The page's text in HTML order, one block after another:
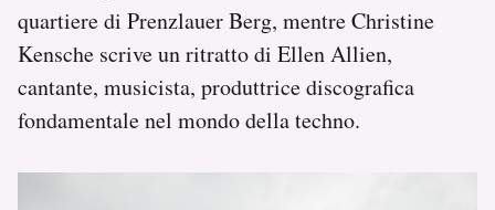
quartiere di Prenzlauer Berg, mentre Christine
Kensche scrive un ritratto di Ellen Allien,
cantante, musicista, produttrice discografica
fondamentale nel mondo della techno.